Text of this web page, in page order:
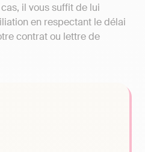
il vous suffit de lui
en respectant le délai
contrat ou lettre de